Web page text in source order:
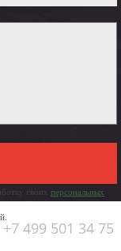
своих персональных
+7 499 501 34 75